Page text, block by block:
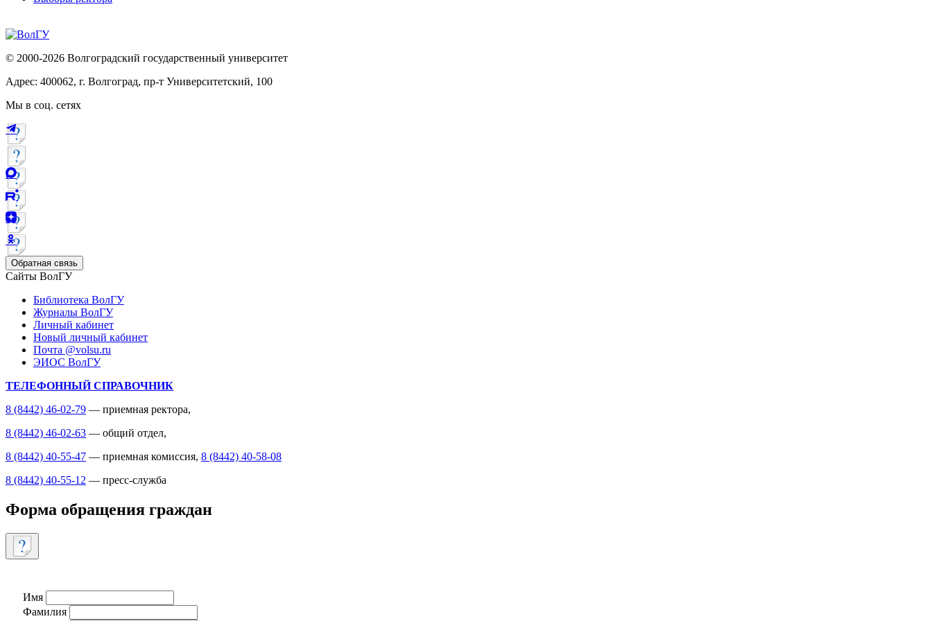
© 2000-2026 Волгоградский государственный университет
Адрес: 400062, г. Волгоград, пр-т Университетский, 100
Мы в соц. сетях
Обратная связь
Сайты ВолГУ
Библиотека ВолГУ
Журналы ВолГУ
Личный кабинет
Новый личный кабинет
Почта @volsu.ru
ЭИОС ВолГУ
ТЕЛЕФОННЫЙ СПРАВОЧНИК
8 (8442) 46-02-79 — приемная ректора,
8 (8442) 46-02-63 — общий отдел,
8 (8442) 40-55-47 — приемная комиссия, 8 (8442) 40-58-08
8 (8442) 40-55-12 — пресс-служба
Форма обращения граждан
Имя
Фамилия